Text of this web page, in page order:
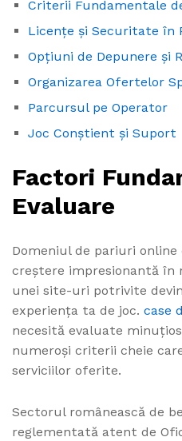
Criterii Fundamentale
Licențe și Securitate în
Opțiuni de Depunere și
Organizarea Ofertelor
Parcursul pe Operator
Joc Conștient și Suport
Factori
Evaluare
Domeniul de pariuri
creștere impresionantă în
unei site-uri potrivite
experiența ta de joc. case
necesită evaluate
numeroși criterii cheie
serviciilor oferite.
Sectorul românească de
reglementată atent de